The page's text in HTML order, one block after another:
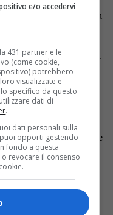
essere visitata fino a
di apertura di
incluso nel
questa data la sfida
al pomeriggio dalle
per scoprire insieme
in un gioco a
E con la
più atteso delle
per assistere, 10
e/o accedervi
431 partner e le
(come cookie,
potrebbero
visualizzate e
specifico da questo
dati di
.
dati personali sulla
opporti gestendo
fondo a questa
revocare il consenso